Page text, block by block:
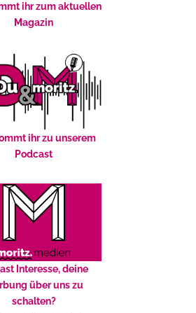
ihr zum aktuellen
Magazin
ihr zu unserem
Podcast
Interesse, deine
über uns zu
schalten?